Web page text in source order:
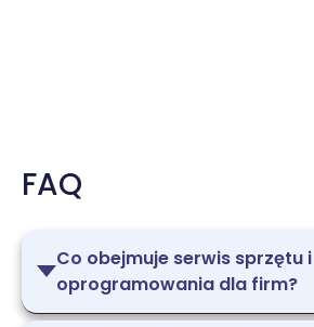
FAQ
Co obejmuje serwis sprzętu i
oprogramowania dla firm?